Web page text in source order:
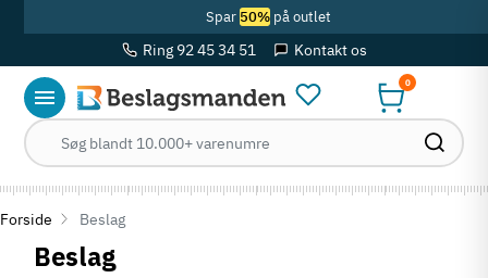
Spar 50%på outlet
Ring 92 45 34 51 Kontakt os
0
Forside Beslag
Beslag